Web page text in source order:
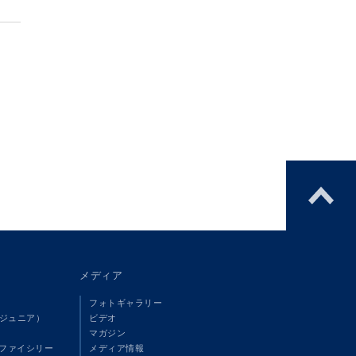
ュニア）
ァイシリー
メディア
フォトギャラリー
ビデオ
マガジン
メディア情報